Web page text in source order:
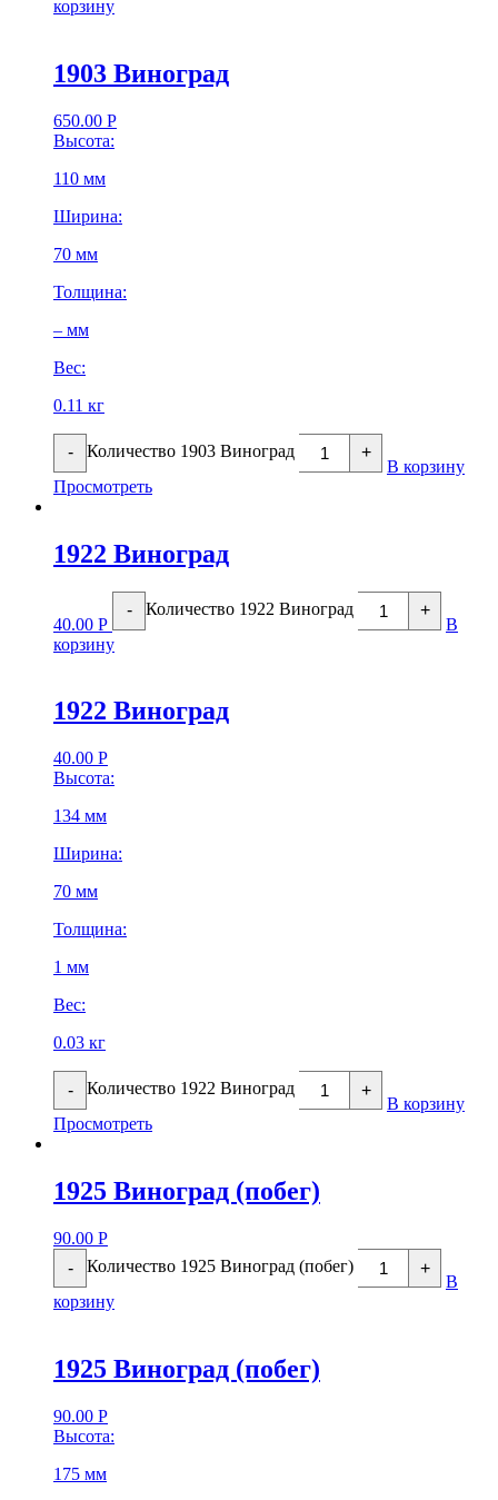
корзину
1903 Виноград
650.00 Р
Высота:
110 мм
Ширина:
70 мм
Толщина:
– мм
Вес:
0.11 кг
- Количество 1903 Виноград +
В корзину
Просмотреть
1922 Виноград
40.00 Р
- Количество 1922 Виноград +
В
корзину
1922 Виноград
40.00 Р
Высота:
134 мм
Ширина:
70 мм
Толщина:
1 мм
Вес:
0.03 кг
- Количество 1922 Виноград +
В корзину
Просмотреть
1925 Виноград (побег)
90.00 Р
-
Количество 1925 Виноград (побег) +
В
корзину
1925 Виноград (побег)
90.00 Р
Высота:
175 мм